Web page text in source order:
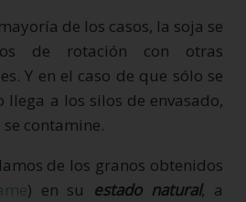
de los casos, la soja se
de rotación con otras
Y en el caso de que sólo se
llega a los silos de envasado,
contamine.
de los granos obtenidos
) en su estado natural, a